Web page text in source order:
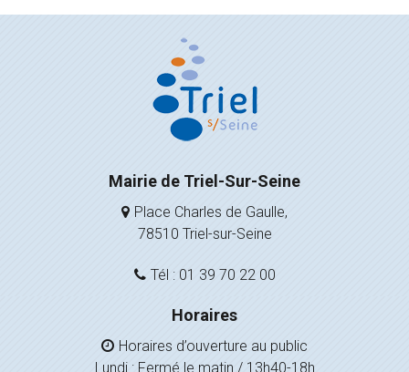
Mairie de Triel-Sur-Seine
Place Charles de Gaulle,
78510 Triel-sur-Seine
Tél : 01 39 70 22 00
Horaires
Horaires d’ouverture au public
Lundi : Fermé le matin / 13h40-18h